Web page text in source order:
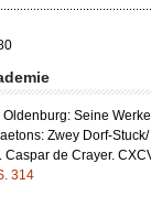
Seine
Zwey Dorf-
Caspar de Crayer.
314